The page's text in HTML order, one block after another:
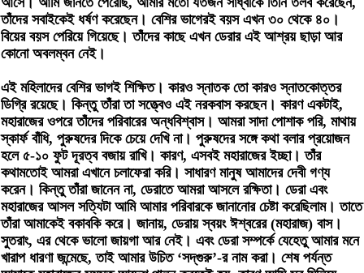
তাঁদের সবাইকেই ধর্ষণ করেছেন। বেশির ভাগেরই বয়স এখন ৩০ থেকে ৪০।
বিয়ের বয়স পেরিয়ে গিয়েছে। তাঁদের কাছে এখন ডেরার এই আশ্রয় ছাড়া আর
কোনো অবলম্বন নেই।
এই মহিলাদের বেশির ভাগই শিক্ষিত। কারও স্নাতক তো কারও স্নাতকোত্তর
ডিগ্রি রয়েছে। কিন্তু তাঁরা তা সত্ত্বেও এই নরকবাস করছেন। কারণ একটাই,
মহারাজের ওপরে তাঁদের পরিবারের অন্ধবিশ্বাস‌‌। আমরা সাদা পোশাক পরি, মাথায়
স্কার্ফ বাঁধি, পুরুষদের দিকে চেয়ে দেখি না। পুরুষদের সঙ্গে কথা বলার প্রয়োজন
হলে ৫-১০ ফুট দূরত্ব বজায় রাখি। কারণ, এসবই মহারাজের ইচ্ছা। তাঁর
কথামতোই আমরা এখানে চলাফেরা করি। সাধারণ মানুষ আমাদের দেবী গণ্য
করেন। কিন্তু তাঁরা জানেন না, ডেরাতে আমরা আসলে রক্ষিতা। ডেরা এবং
মহারাজের আসল সত্যিটা আমি আমার পরিবারকে জানানোর চেষ্টা করেছিলাম। তাতে
তাঁরা আমাকেই বকাবকি করে। জানায়, ডেরায় স্বয়ং ঈশ্বরের (মহারাজ) বাস।
সুতরাং, এর থেকে ভালো জায়গা আর নেই। এবং ডেরা সম্পর্কে যেহেতু আমার মনে
খারাপ ধারণা জন্মেছে, তাই আমার উচিত ‘সদ্‌গুরু’-র নাম করা। শেষ পর্যন্ত